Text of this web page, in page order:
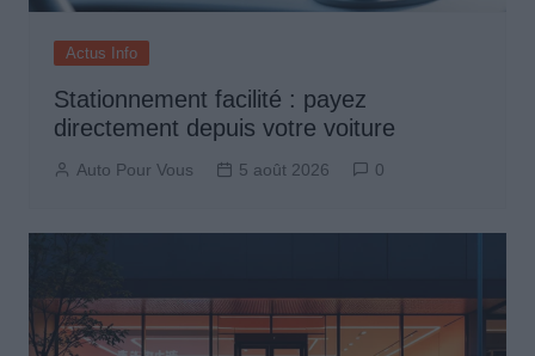
Actus Info
Stationnement facilité : payez
directement depuis votre voiture
Auto Pour Vous 5 août 2026 0